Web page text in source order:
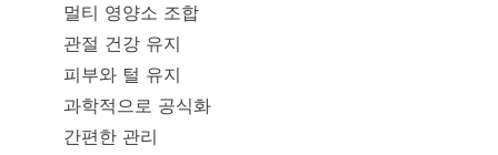
멀티 영양소 조합
관절 건강 유지
피부와 털 유지
과학적으로 공식화
간편한 관리